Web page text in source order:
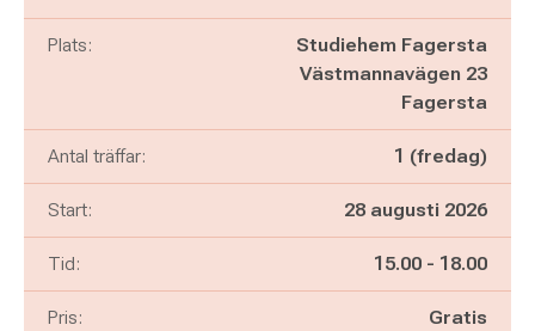
Plats:
Studiehem Fagersta
Västmannavägen 23
Fagersta
Antal träffar: 1 (fredag)
Start: 28 augusti 2026
Tid: Pågår mellan
15.00 - och
18.00
Pris: Gratis